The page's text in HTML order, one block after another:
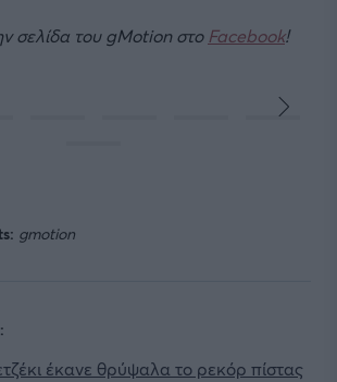
σελίδα του gMotion στο Facebook!
gmotion
έκανε θρύψαλα το ρεκόρ πίστας